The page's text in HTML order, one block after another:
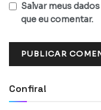
Salvar meus
que eu comentar.
Confira!